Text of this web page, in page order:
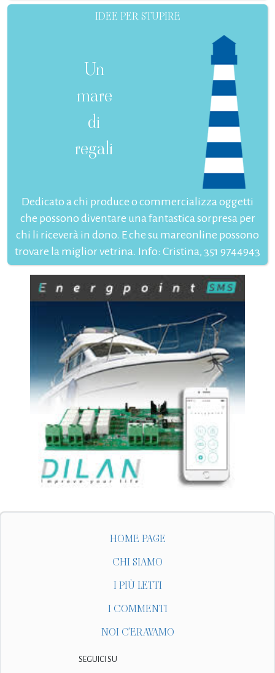
IDEE PER STUPIRE
Un
mare
di
regali
Dedicato a chi produce o commercializza oggetti
che possono diventare una fantastica sorpresa per
chi li riceverà in dono. E che su mareonline possono
trovare la miglior vetrina. Info: Cristina, 351 9744943
HOME PAGE
CHI SIAMO
I PIÙ LETTI
I COMMENTI
NOI C'ERAVAMO
SEGUICI SU